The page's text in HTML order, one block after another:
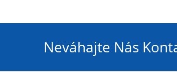
Neváhajte Nás